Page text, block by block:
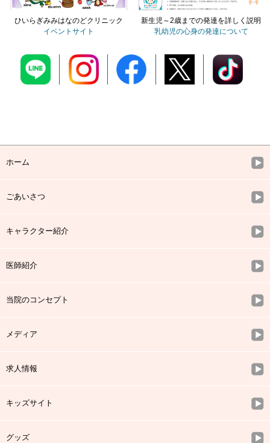
ひいらぎみみはなのどクリニック
イベントサイト
新生児～2歳までの発達を詳しく説明
乳幼児の心身の発達について
ホーム
ごあいさつ
キャラクター紹介
医師紹介
当院のコンセプト
メディア
求人情報
キッズサイト
グッズ